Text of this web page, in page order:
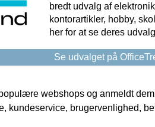
bredt udvalg af
kontorartikler, hobby,
her for at se deres
Se udvalget på
webshops og anmeldt
kundeservice, brugervenlighed,